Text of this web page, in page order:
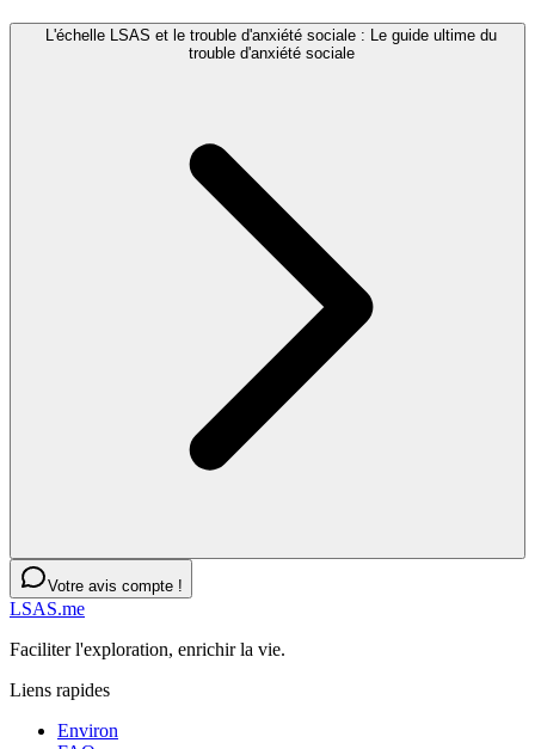
L'échelle LSAS et le trouble d'anxiété sociale : Le guide ultime du
trouble d'anxiété sociale
Votre avis compte !
LSAS.me
Faciliter l'exploration, enrichir la vie.
Liens rapides
Environ